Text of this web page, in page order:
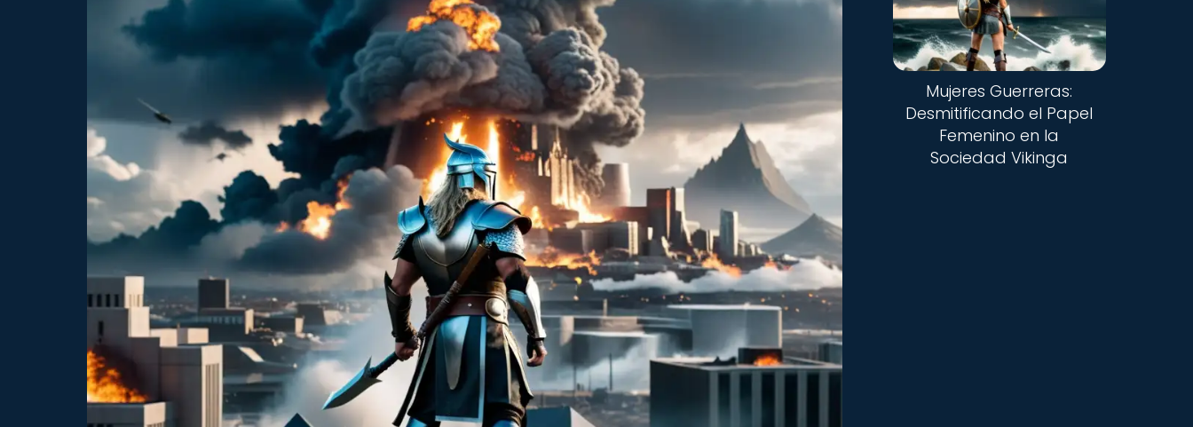
Mujeres Guerreras:
Desmitificando el Papel
Femenino en la
Sociedad Vikinga